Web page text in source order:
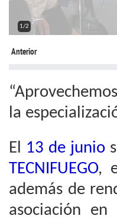
2/2
Anterior
la
El 13 de junio
TECNIFUEGO,
además de
asociación